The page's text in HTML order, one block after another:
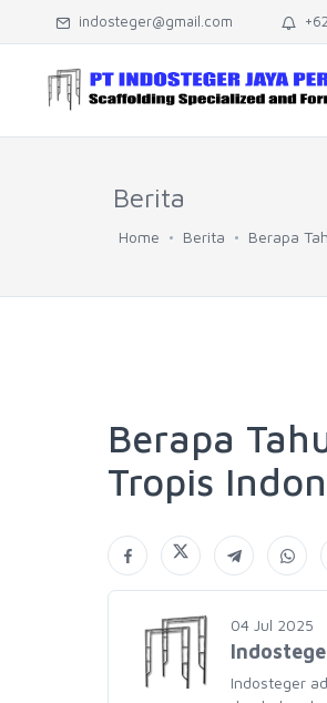
indosteger@gmail.com
Berita
Home Berita Berapa
Berapa
Tropis
04 Jul 2025
Indosteger